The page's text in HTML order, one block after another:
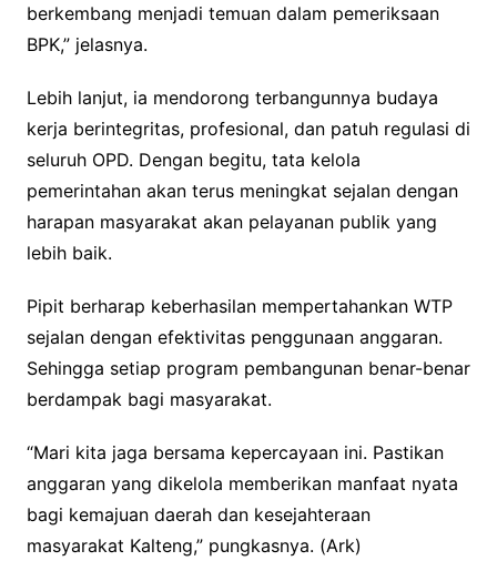
berkembang menjadi temuan dalam pemeriksaan
BPK,” jelasnya.
Lebih lanjut, ia mendorong terbangunnya budaya
kerja berintegritas, profesional, dan patuh regulasi di
seluruh OPD. Dengan begitu, tata kelola
pemerintahan akan terus meningkat sejalan dengan
harapan masyarakat akan pelayanan publik yang
lebih baik.
Pipit berharap keberhasilan mempertahankan WTP
sejalan dengan efektivitas penggunaan anggaran.
Sehingga setiap program pembangunan benar-benar
berdampak bagi masyarakat.
“Mari kita jaga bersama kepercayaan ini. Pastikan
anggaran yang dikelola memberikan manfaat nyata
bagi kemajuan daerah dan kesejahteraan
masyarakat Kalteng,” pungkasnya. (Ark)